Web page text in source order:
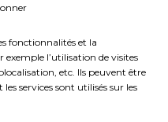
fonctionnalités et la
exemple l’utilisation de visites
etc. Ils peuvent être
services sont utilisés sur les